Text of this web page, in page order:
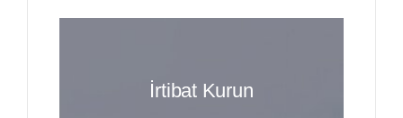
İrtibat Kurun